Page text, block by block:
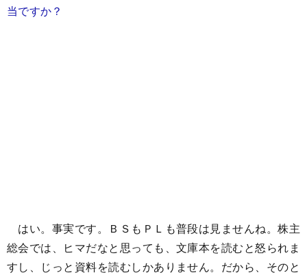
当ですか？
はい。事実です。ＢＳもＰＬも普段は見ませんね。株主
総会では、ヒマだなと思っても、文庫本を読むと怒られま
すし、じっと資料を読むしかありません。だから、そのと